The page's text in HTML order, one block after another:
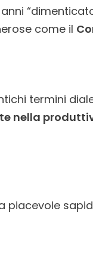
come il
termini
nella
piacevole